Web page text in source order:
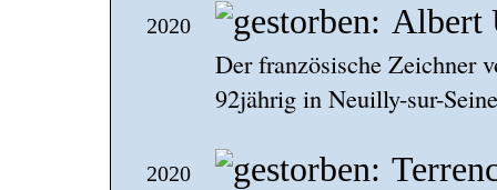
2020 Albert
Der französische Zeichner
92jährig in Neuilly-sur-
2020